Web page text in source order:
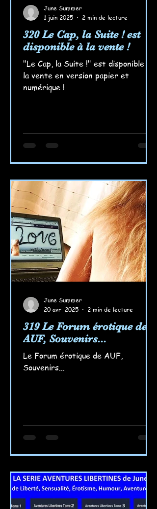
320 Le Cap, la Suite ! est
disponible à la vente !
"Le Cap, la Suite !" est disponible à
la vente en version papier et
numérique !
June Summer
1 juin 2025
2 min de lecture
319 Le Forum érotique de
AUF, Souvenirs...
Le Forum érotique de AUF,
Souvenirs...
June Summer
20 avr. 2025
2 min de lecture